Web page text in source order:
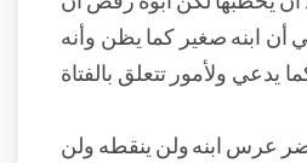
أن ابنه صغير كما يظن وأنه
يدعي ولأمور تتعلق بالفتاة
عرس ابنه ولن ينقطه ولن